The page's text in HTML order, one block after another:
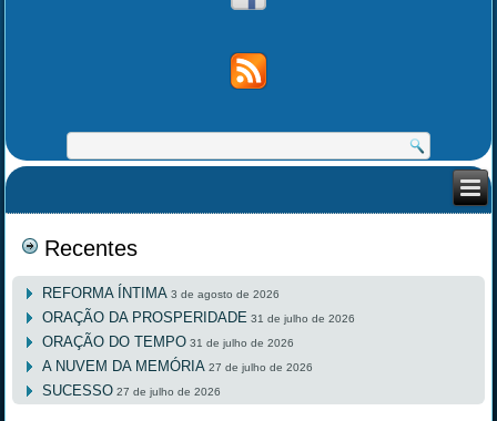
Recentes
REFORMA ÍNTIMA 3 de agosto de 2026
ORAÇÃO DA PROSPERIDADE 31 de julho de 2026
ORAÇÃO DO TEMPO 31 de julho de 2026
A NUVEM DA MEMÓRIA 27 de julho de 2026
SUCESSO 27 de julho de 2026